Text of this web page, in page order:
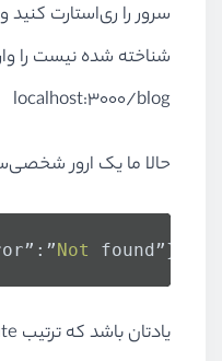
سرور را ری‌استارت
شناخته شده نیست را
localhost:3000/blog
حالا ما یک ارور
Not found”}